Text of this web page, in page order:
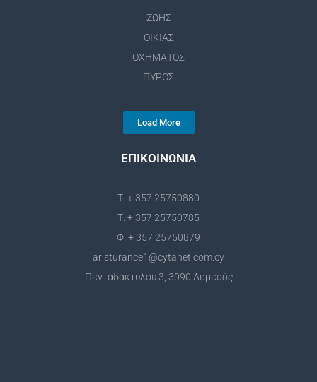
ΖΩΗΣ
ΟΙΚΙΑΣ
ΟΧΗΜΑΤΟΣ
ΠΥΡΟΣ
Load More
ΕΠΙΚΟΙΝΩΝΙΑ
Τ. + 357 25750880
Τ. + 357 25750785
Φ. + 357 25750879
aristurance1@cytanet.com.cy
Πενταδάκτυλου 3, 3090 Λεμεσός